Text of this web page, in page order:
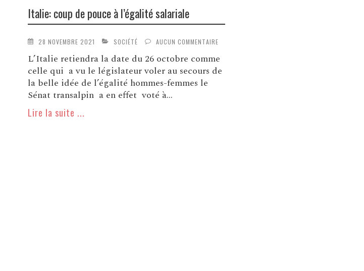
Italie: coup de pouce à l’égalité salariale
28 NOVEMBRE 2021 SOCIÉTÉ AUCUN COMMENTAIRE
L’Italie retiendra la date du 26 octobre comme
celle qui a vu le législateur voler au secours de
la belle idée de l’égalité hommes-femmes le
Sénat transalpin a en effet voté à...
Lire la suite ...